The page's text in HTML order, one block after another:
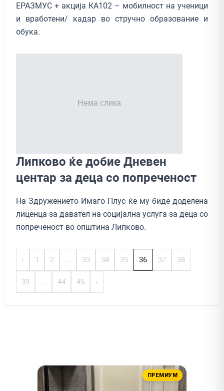
ЕРАЗМУС + акција КА102 – мобилност на ученици
и вработени/ кадар во стручно образование и
обука.
Липково ќе добие Дневен
центар за деца со попреченост
На Здружението Имаго Плус ќе му биде доделена
лиценца за давател на социјална услуга за деца со
попреченост во општина Липково.
‹ 1 2 ... 33 34 35 36 37 38
39 ... 44 45 ›
ПРЕМИУМ